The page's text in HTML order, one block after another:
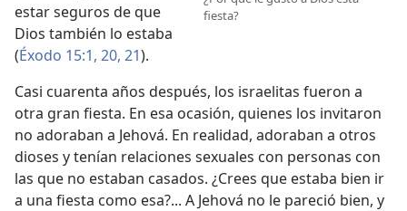
fiesta?
estar seguros de que
Dios también lo estaba
(Éxodo 15:1, 20, 21).
Casi cuarenta años después, los israelitas fueron a
otra gran fiesta. En esa ocasión, quienes los invitaron
no adoraban a Jehová. En realidad, adoraban a otros
dioses y tenían relaciones sexuales con personas con
las que no estaban casados. ¿Crees que estaba bien ir
a una fiesta como esa?... A Jehová no le pareció bien, y